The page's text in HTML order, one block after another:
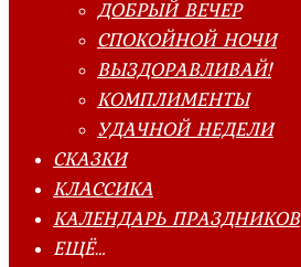
ДОБРЫЙ ВЕЧЕР
СПОКОЙНОЙ НОЧИ
ВЫЗДОРАВЛИВАЙ!
КОМПЛИМЕНТЫ
УДАЧНОЙ НЕДЕЛИ
СКАЗКИ
КЛАССИКА
КАЛЕНДАРЬ ПРАЗДНИКОВ
ЕЩЁ…